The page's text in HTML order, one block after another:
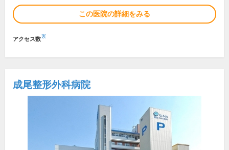
この医院の詳細をみる
アクセス数※
成尾整形外科病院